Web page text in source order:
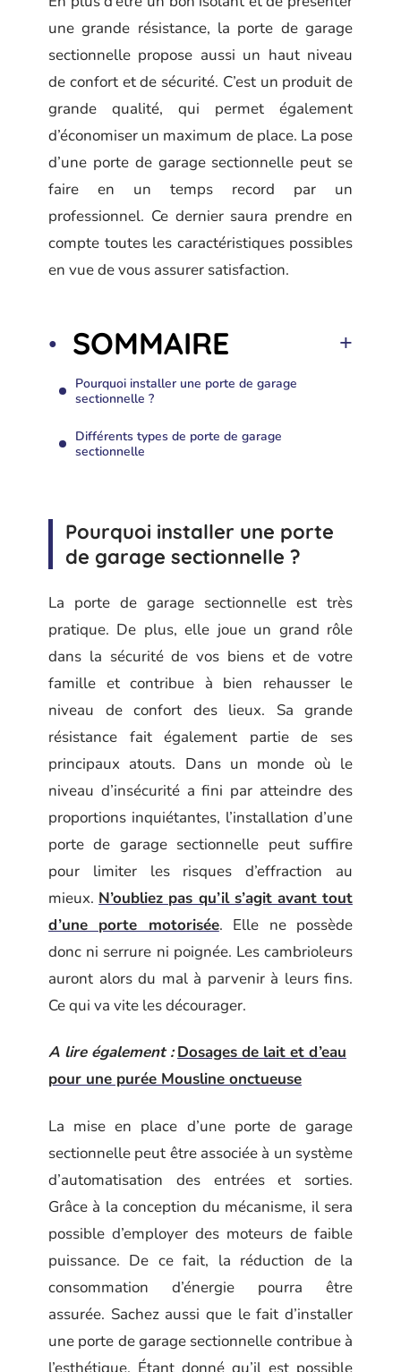
une grande résistance, la porte de garage
sectionnelle propose aussi un haut niveau
de confort et de sécurité. C’est un produit de
grande qualité, qui permet également
d’économiser un maximum de place. La pose
d’une porte de garage sectionnelle peut se
faire en un temps record par un
professionnel. Ce dernier saura prendre en
compte toutes les caractéristiques possibles
en vue de vous assurer satisfaction.
SOMMAIRE
Pourquoi installer une porte de garage
sectionnelle ?
Différents types de porte de garage
sectionnelle
Pourquoi installer une porte
de garage sectionnelle ?
La porte de garage sectionnelle est très
pratique. De plus, elle joue un grand rôle
dans la sécurité de vos biens et de votre
famille et contribue à bien rehausser le
niveau de confort des lieux. Sa grande
résistance fait également partie de ses
principaux atouts. Dans un monde où le
niveau d’insécurité a fini par atteindre des
proportions inquiétantes, l’installation d’une
porte de garage sectionnelle peut suffire
pour limiter les risques d’effraction au
mieux. N’oubliez pas qu’il s’agit avant tout
d’une porte motorisée. Elle ne possède
donc ni serrure ni poignée. Les cambrioleurs
auront alors du mal à parvenir à leurs fins.
Ce qui va vite les décourager.
A lire également : Dosages de lait et d’eau
pour une purée Mousline onctueuse
La mise en place d’une porte de garage
sectionnelle peut être associée à un système
d’automatisation des entrées et sorties.
Grâce à la conception du mécanisme, il sera
possible d’employer des moteurs de faible
puissance. De ce fait, la réduction de la
consommation d’énergie pourra être
assurée. Sachez aussi que le fait d’installer
une porte de garage sectionnelle contribue à
l’esthétique. Étant donné qu’il est possible